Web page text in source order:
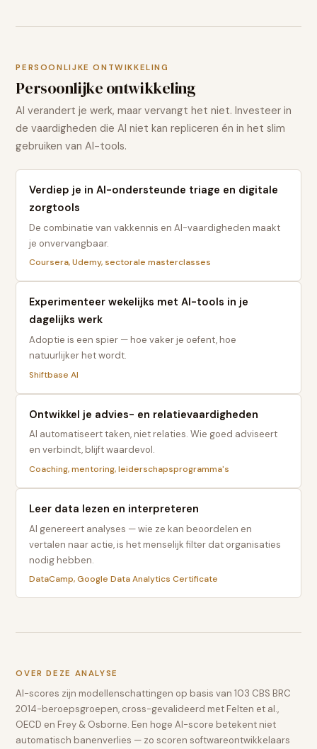
PERSOONLIJKE ONTWIKKELING
Persoonlijke ontwikkeling
AI verandert je werk, maar vervangt het niet. Investeer in
de vaardigheden die AI niet kan repliceren én in het slim
gebruiken van AI-tools.
Verdiep je in AI-ondersteunde triage en digitale
zorgtools
De combinatie van vakkennis en AI-vaardigheden maakt
je onvervangbaar.
Coursera, Udemy, sectorale masterclasses
Experimenteer wekelijks met AI-tools in je
dagelijks werk
Adoptie is een spier — hoe vaker je oefent, hoe
natuurlijker het wordt.
Shiftbase AI
Ontwikkel je advies- en relatievaardigheden
AI automatiseert taken, niet relaties. Wie goed adviseert
en verbindt, blijft waardevol.
Coaching, mentoring, leiderschapsprogramma's
Leer data lezen en interpreteren
AI genereert analyses — wie ze kan beoordelen en
vertalen naar actie, is het menselijk filter dat organisaties
nodig hebben.
DataCamp, Google Data Analytics Certificate
OVER DEZE ANALYSE
AI-scores zijn modellenschattingen op basis van 103 CBS BRC
2014-beroepsgroepen, cross-gevalideerd met Felten et al.,
OECD en Frey & Osborne. Een hoge AI-score betekent niet
automatisch banenverlies — zo scoren softwareontwikkelaars